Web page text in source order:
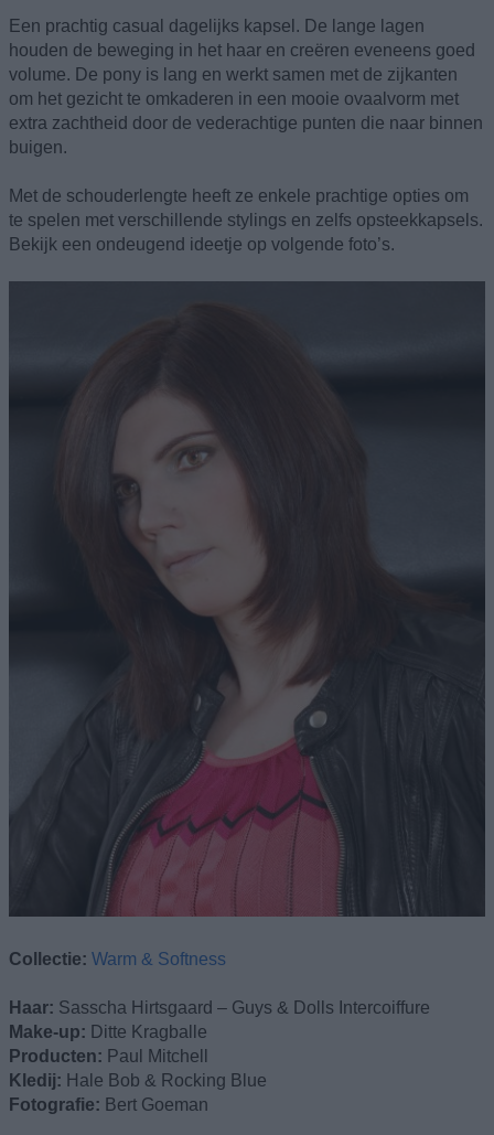
Een prachtig casual dagelijks kapsel. De lange lagen
houden de beweging in het haar en creëren eveneens goed
volume. De pony is lang en werkt samen met de zijkanten
om het gezicht te omkaderen in een mooie ovaalvorm met
extra zachtheid door de vederachtige punten die naar binnen
buigen.
Met de schouderlengte heeft ze enkele prachtige opties om
te spelen met verschillende stylings en zelfs opsteekkapsels.
Bekijk een ondeugend ideetje op volgende foto’s.
Collectie: Warm & Softness
Haar: Sasscha Hirtsgaard – Guys & Dolls Intercoiffure
Make-up: Ditte Kragballe
Producten: Paul Mitchell
Kledij: Hale Bob & Rocking Blue
Fotografie: Bert Goeman